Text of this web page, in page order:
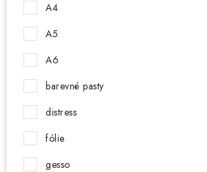
A4
A5
A6
barevné pasty
distress
fólie
gesso